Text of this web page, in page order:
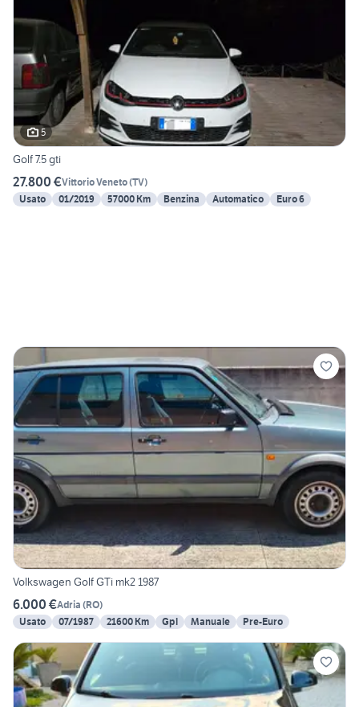
5
Golf 7.5 gti
27.800 €Vittorio Veneto(TV)
Usato
01/2019 57000 Km Benzina Automatico Euro 6
Volkswagen Golf GTi mk2 1987
6.000 €Adria (RO)
Usato
07/1987 21600 Km Gpl Manuale Pre-Euro